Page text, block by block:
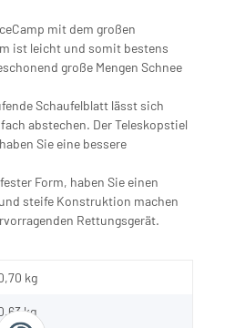
mit dem großen
ist leicht und somit bestens
große Mengen Schnee
Schaufelblatt lässt sich
abstechen. Der Teleskopstiel
Sie eine bessere
Form, haben Sie einen
steife Konstruktion machen
Rettungsgerät.
kg
kg